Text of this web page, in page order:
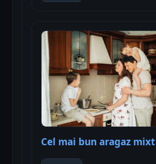
Cel mai bun aragaz mixt